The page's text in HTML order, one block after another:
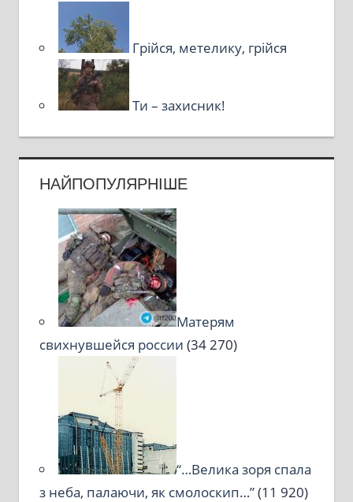
Грійся, метелику, грійся
Ти – захисник!
НАЙПОПУЛЯРНІШЕ
Матерям
свихнувшейся россии (34 270)
“…Велика зоря спала
з неба, палаючи, як смолоскип…”(11 920)